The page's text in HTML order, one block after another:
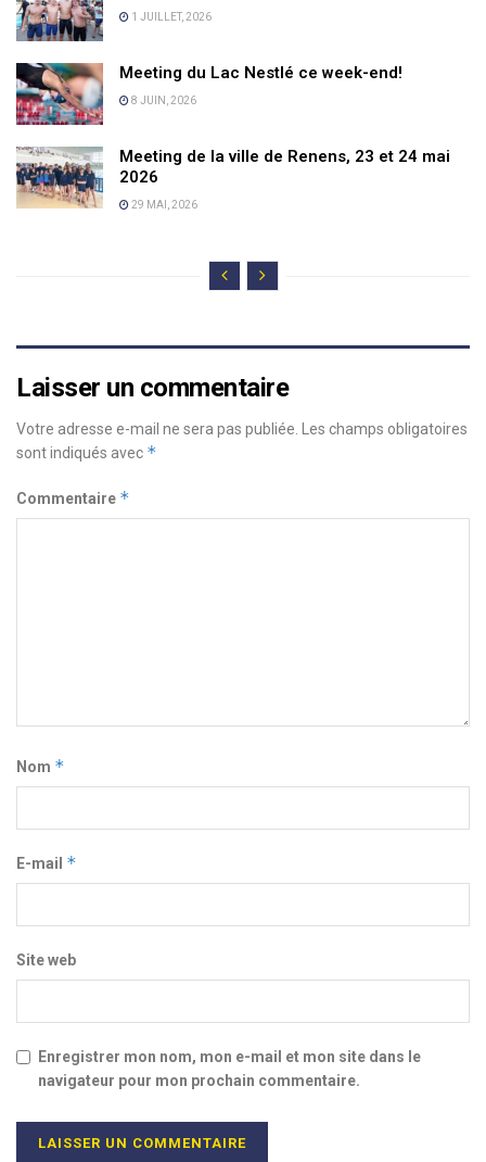
1 JUILLET, 2026
Meeting du Lac Nestlé ce week-end!
8 JUIN, 2026
Meeting de la ville de Renens, 23 et 24 mai
2026
29 MAI, 2026
Laisser un commentaire
Votre adresse e-mail ne sera pas publiée. Les champs obligatoires
sont indiqués avec *
Commentaire *
Nom *
E-mail *
Site web
Enregistrer mon nom, mon e-mail et mon site dans le
navigateur pour mon prochain commentaire.